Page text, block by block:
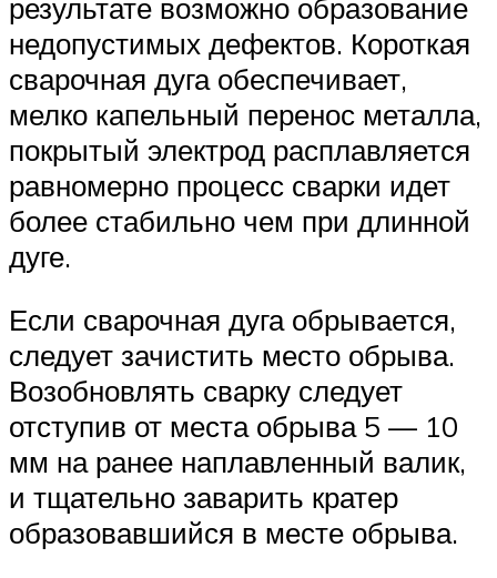
результате возможно образование
недопустимых дефектов. Короткая
сварочная дуга обеспечивает,
мелко капельный перенос металла,
покрытый электрод расплавляется
равномерно процесс сварки идет
более стабильно чем при длинной
дуге.
Если сварочная дуга обрывается,
следует зачистить место обрыва.
Возобновлять сварку следует
отступив от места обрыва 5 — 10
мм на ранее наплавленный валик,
и тщательно заварить кратер
образовавшийся в месте обрыва.